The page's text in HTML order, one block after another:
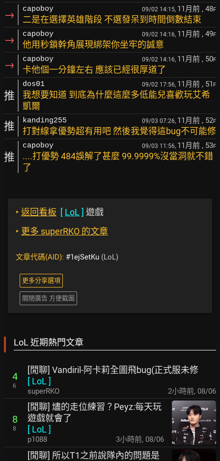
→ capoboy 09/02 14:15, 11月前 , 48F
二是在選擇英雄階段 不選發呆到時間倒數結束
→ capoboy 09/02 14:16, 11月前 , 49F
他用秒鎖幹角展現綁架你坐牢的誠意
→ capoboy 09/02 14:16, 11月前 , 50F
卡他個一分鐘左右 應該已經很厚道了
推
dos01 09/02 17:56, 11月前 , 51 F
我想要知道 到底為什麼這麼多低能兒喜歡玩艾希
凱爾
推 kanding255 09/03 07:26, 11月前 , 52F
打對線拿優勢超有用吧 然後我覺得這bug不可能修
推
capoboy 09/03 11:56, 11月前 , 53F
....打優勢 484誤解了甚麼 99.9999%沒當洞就不錯
了
‣ 返回看板 [ LoL ] 遊戲
‣ 更多 superRKO 的文章
文章代碼(AID): #1ejSetKu (LoL)
更多分享選項
關閉廣告 方便截圖
LoL 近期熱門文章
4
6
[閒聊] Vandiril-阿卡莉全圖飛bug(正式服未修
[ LoL ]
superRKO 2小時前, 08/06
8
8
[閒聊] 燼的走位練習？Peyz:每天玩
遊戲就會了
[ LoL ]
p1088 3小時前, 08/06
[閒聊] 所以T1之前說隊內的問題是